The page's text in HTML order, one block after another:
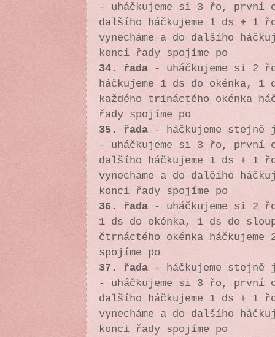
- uháčkujeme si 3 řo, první
dalšího háčkujeme 1 ds + 1
vynecháme a do dalšího
konci řady spojíme po
34. řada
- uháčkujeme si 2
háčkujeme 1 ds do okénka, 1
každého trináctého okénka
řady spojíme po
35. řada - háčkujeme stejně
- uháčkujeme si 3 řo, první
dalšího háčkujeme 1 ds + 1
vynecháme a do dalěího
konci řady spojíme po
36. řada - uháčkujeme si 2
1 ds do okénka, 1 ds do
čtrnáctého okénka
spojíme po
37. řada - háčkujeme stejně
- uháčkujeme si 3 řo, první
dalšího háčkujeme 1 ds + 1
vynecháme a do dalšího
konci řady spojíme po